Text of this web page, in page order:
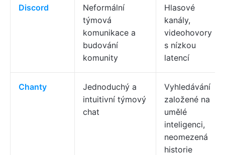
Discord
Neformální
týmová
komunikace a
budování
komunity
Hlasové
kanály,
videohovory
s nízkou
latencí
Chanty
Jednoduchý a
intuitivní týmový
chat
Vyhledávání
založené na
umělé
inteligenci,
neomezená
historie